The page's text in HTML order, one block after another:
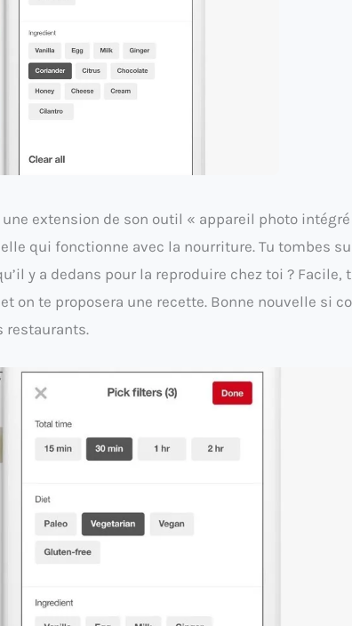
extension de son outil « appareil photo intégré
qui fonctionne avec la nourriture. Tu tombes
y a dedans pour la reproduire chez toi ? Facile,
on te proposera une recette. Bonne nouvelle si
restaurants.